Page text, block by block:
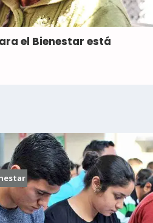
el Bienestar está